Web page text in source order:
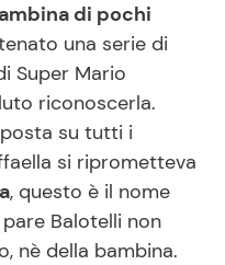
di pochi
una serie di
Super Mario
riconoscerla.
su tutti i
si riprometteva
, questo è il nome
Balotelli non
nè della bambina.